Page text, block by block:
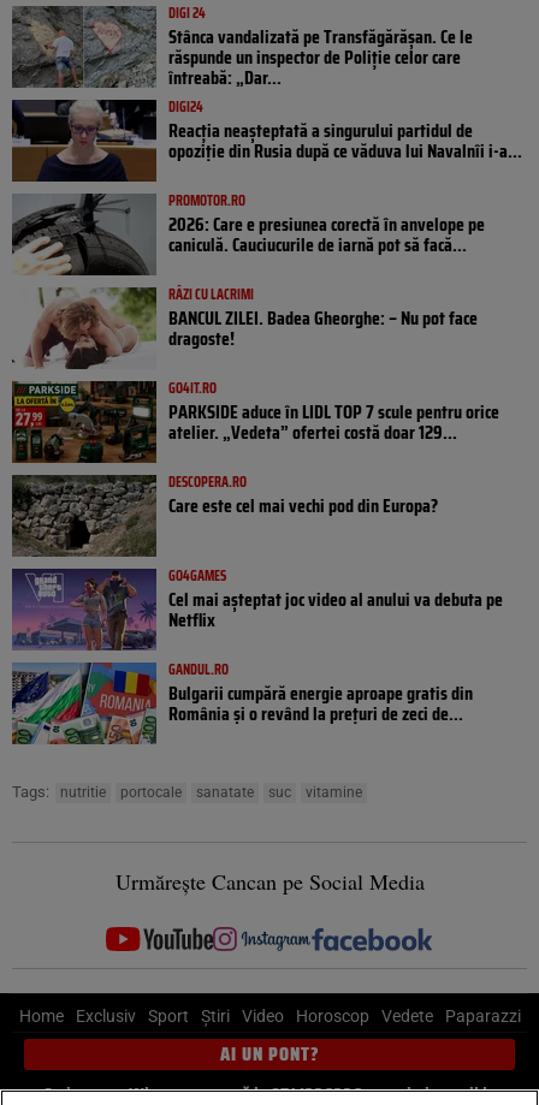
DIGI 24
Stânca vandalizată pe Transfăgărășan. Ce le
răspunde un inspector de Poliție celor care
întreabă: „Dar...
DIGI24
Reacția neașteptată a singurului partidul de
opoziţie din Rusia după ce văduva lui Navalnîi i-a...
PROMOTOR.RO
2026: Care e presiunea corectă în anvelope pe
caniculă. Cauciucurile de iarnă pot să facă...
RÂZI CU LACRIMI
BANCUL ZILEI. Badea Gheorghe: – Nu pot face
dragoste!
GO4IT.RO
PARKSIDE aduce în LIDL TOP 7 scule pentru orice
atelier. „Vedeta” ofertei costă doar 129...
DESCOPERA.RO
Care este cel mai vechi pod din Europa?
GO4GAMES
Cel mai așteptat joc video al anului va debuta pe
Netflix
GANDUL.RO
Bulgarii cumpără energie aproape gratis din
România și o revând la prețuri de zeci de...
Tags: nutritie portocale sanatate suc vitamine
Urmărește Cancan pe Social Media
Home Exclusiv Sport Știri Video Horoscop Vedete Paparazzi
AI UN PONT?
Scrie-ne pe Whatsapp, sună la 0741226226 sau trimite mail la